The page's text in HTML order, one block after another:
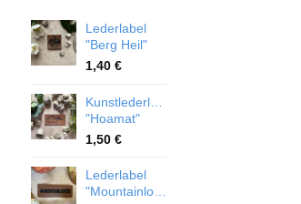
Lederlabel
"Berg Heil"
1,40 €
Kunstlederlabel
"Hoamat"
1,50 €
Lederlabel
"Mountainlovers"